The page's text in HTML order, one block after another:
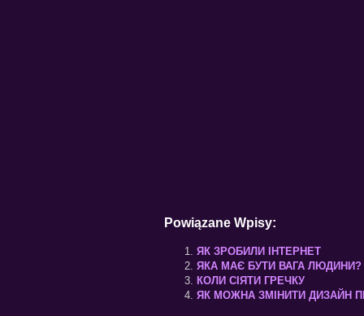
Powiązane Wpisy:
ЯК ЗРОБИЛИ ІНТЕРНЕТ
ЯКА МАЄ БУТИ ВАГА ЛЮДИНИ?
КОЛИ СІЯТИ ГРЕЧКУ
ЯК МОЖНА ЗМІНИТИ ДИЗАЙН